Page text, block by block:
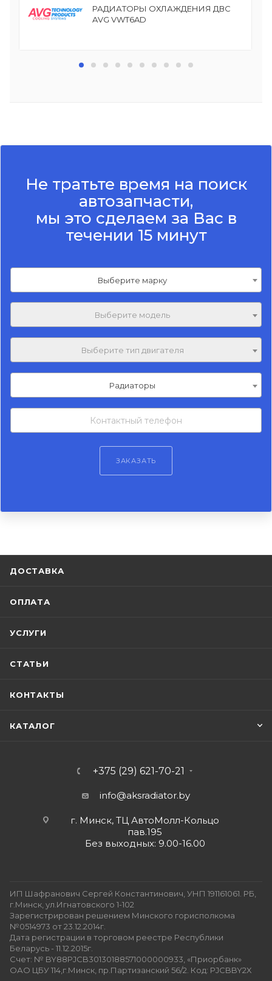
РАДИАТОРЫ ОХЛАЖДЕНИЯ ДВС
AVG VWT6AD
Не тратьте время на поиск
автозапчасти,
мы это сделаем за Вас в
течении 15 минут
Выберите марку
Выберите модель
Выберите тип двигателя
Радиаторы
ЗАКАЗАТЬ
ДОСТАВКА
ОПЛАТА
УСЛУГИ
СТАТЬИ
КОНТАКТЫ
КАТАЛОГ
+375 (29) 621-70-21
info@aksradiator.by
г. Минск, ТЦ АвтоМолл-Кольцо
пав.195
Без выходных: 9.00-16.00
ИП Шафранович Сергей Константинович, УНП 191161061. РБ,
г.Минск, ул.Игнатовского 1-102
Зарегистрирован решением Минского горисполкома
№0514973 от 23.12.2014г.
Дата регистрации в торговом реестре Республики
Беларусь - 11.12.2015г.
Счет: № BY88PJCB30130188571000000933, «Приорбанк»
ОАО ЦБУ 114,г.Минск, пр.Партизанский 56/2. Код: PJCBBY2X